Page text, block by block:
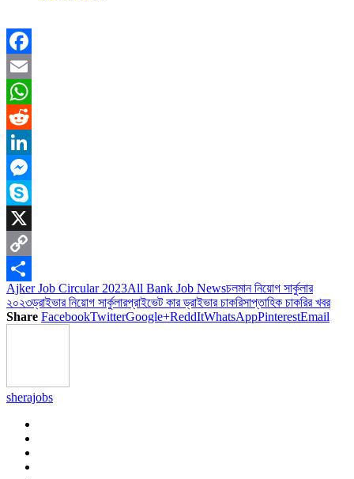
Facebook
Email
WhatsApp
Reddit
LinkedIn
Messenger
Skype
X
Copy
Link
Share
Ajker Job Circular 2023All Bank Job Newsচলমান নিয়োগ সার্কুলার
২০২৩ড্রাইভার নিয়োগ সার্কুলারপ্রাইভেট কার ড্রাইভার চাকরিসাপ্তাহিক চাকরির খবর
Share FacebookTwitterGoogle+ReddItWhatsAppPinterestEmail
sherajobs